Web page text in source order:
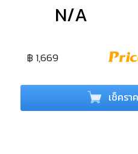
N/A
฿ 1,669
เช็ครา